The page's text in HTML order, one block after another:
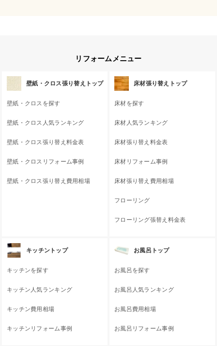
リフォームメニュー
壁紙・クロス張り替えトップ
壁紙・クロスを探す
壁紙・クロス人気ランキング
壁紙・クロス張り替え料金表
壁紙・クロスリフォーム事例
壁紙・クロス張り替え費用相場
床材張り替えトップ
床材を探す
床材人気ランキング
床材張り替え料金表
床材リフォーム事例
床材張り替え費用相場
フローリング
フローリング張替え料金表
キッチントップ
キッチンを探す
キッチン人気ランキング
キッチン費用相場
キッチンリフォーム事例
お風呂トップ
お風呂を探す
お風呂人気ランキング
お風呂費用相場
お風呂リフォーム事例